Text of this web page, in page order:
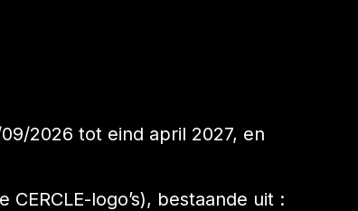
2026 tot eind april 2027, en
logo’s), bestaande uit :